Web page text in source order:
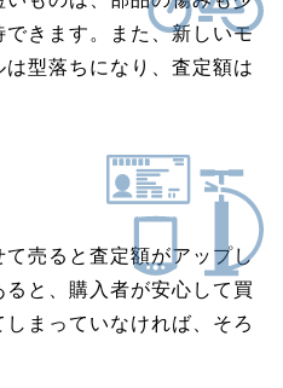
きます。また、新しいモ
型落ちになり、査定額は
売ると査定額がアップし
と、購入者が安心して買
まっていなければ、そろ